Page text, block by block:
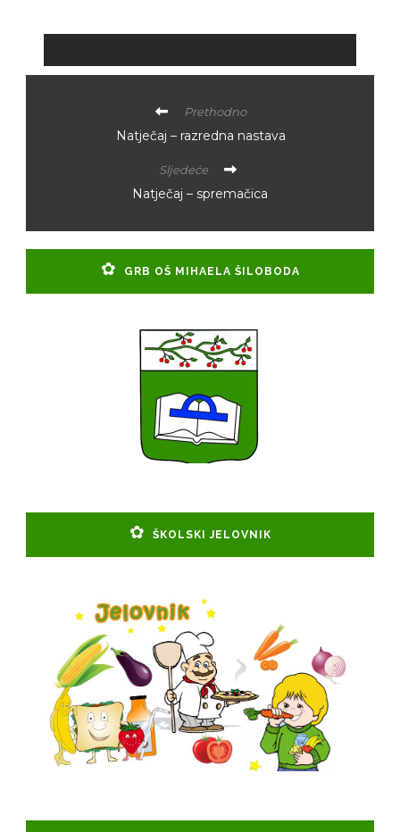
Prethodno
Natječaj – razredna nastava
Sljedeće
Natječaj – spremačica
GRB OŠ MIHAELA ŠILOBODA
ŠKOLSKI JELOVNIK